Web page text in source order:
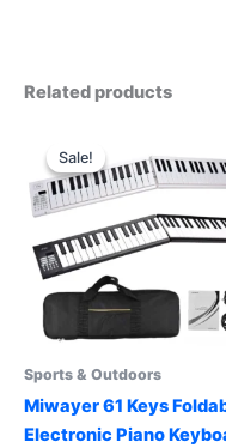
Related products
Sale!
Sale!
Sports & Outdoors
Miwayer 61 Keys
Electronic Piano